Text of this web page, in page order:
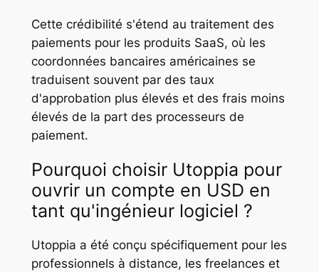
Cette crédibilité s'étend au traitement des
paiements pour les produits SaaS, où les
coordonnées bancaires américaines se
traduisent souvent par des taux
d'approbation plus élevés et des frais moins
élevés de la part des processeurs de
paiement.
Pourquoi choisir Utoppia pour
ouvrir un compte en USD en
tant qu'ingénieur logiciel ?
Utoppia a été conçu spécifiquement pour les
professionnels à distance, les freelances et